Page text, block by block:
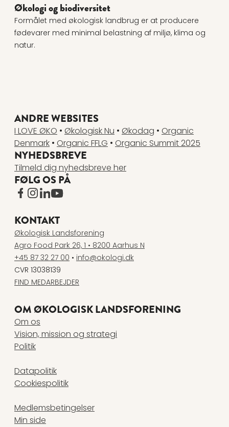
Økologi og biodiversitet
Formålet med økologisk landbrug er at producere
fødevarer med minimal belastning af miljø, klima og
natur.
ANDRE WEBSITES
I LOVE ØKO • Økologisk Nu • Økodag • Organic
Denmark • Organic FFLG • Organic Summit 2025
NYHEDSBREVE
Tilmeld dig nyhedsbreve her
FØLG OS PÅ
www.facebook.com
www.instagram.com
www.linkedin.com
www.youtube.com
KONTAKT
Økologisk Landsforening
Agro Food Park 26, 1 • 8200 Aarhus N
+45 87 32 27 00 • info@okologi.dk
CVR 13038139
FIND MEDARBEJDER
OM ØKOLOGISK LANDSFORENING
Om os
Vision, mission og strategi
Politik
Datapolitik
Cookiespolitik
Medlemsbetingelser
Min side